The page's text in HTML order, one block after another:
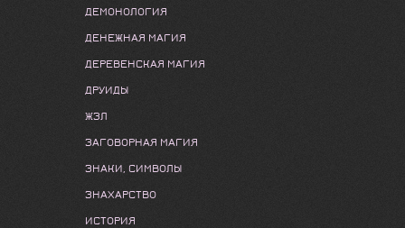
ДЕМОНОЛОГИЯ
ДЕНЕЖНАЯ МАГИЯ
ДЕРЕВЕНСКАЯ МАГИЯ
ДРУИДЫ
ЖЗЛ
ЗАГОВОРНАЯ МАГИЯ
ЗНАКИ, СИМВОЛЫ
ЗНАХАРСТВО
ИСТОРИЯ